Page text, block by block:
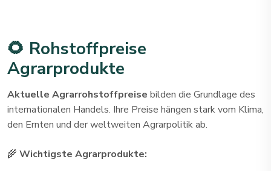
🌻 Rohstoffpreise
Agrarprodukte
Aktuelle Agrarrohstoffpreise bilden die Grundlage des
internationalen Handels. Ihre Preise hängen stark vom Klima,
den Ernten und der weltweiten Agrarpolitik ab.
🌾 Wichtigste Agrarprodukte: